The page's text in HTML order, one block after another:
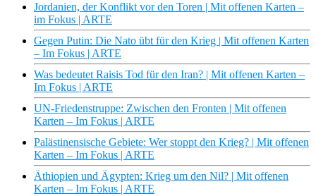
Jordanien, der Konflikt vor den Toren | Mit offenen Karten –
im Fokus | ARTE
Gegen Putin: Die Nato übt für den Krieg | Mit offenen Karten
– Im Fokus | ARTE
Was bedeutet Raisis Tod für den Iran? | Mit offenen Karten –
Im Fokus | ARTE
UN-Friedenstruppe: Zwischen den Fronten | Mit offenen
Karten – Im Fokus | ARTE
Palästinensische Gebiete: Wer stoppt den Krieg? | Mit offenen
Karten – Im Fokus | ARTE
Äthiopien und Ägypten: Krieg um den Nil? | Mit offenen
Karten – Im Fokus | ARTE